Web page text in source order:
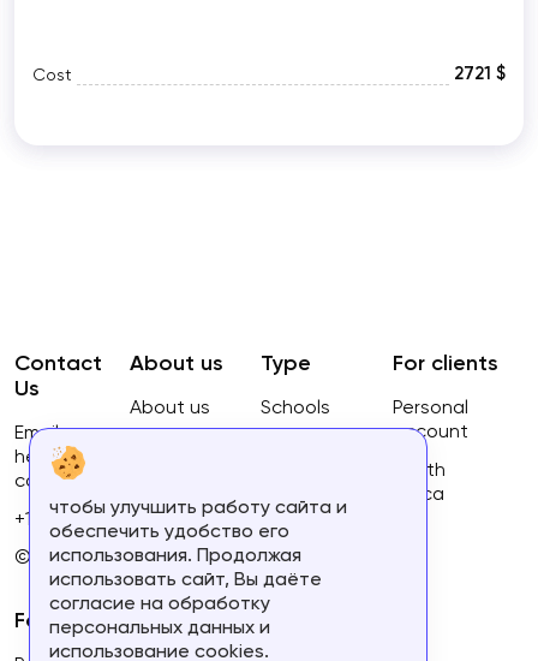
Cost 2721 $
About us
About us
Terms of
use
Type
Schools
For clients
Personal
account
South
Africa
For partners
Contact
Us
Email:
hello@ca-
courses.com
+16134168460
© 2023.
чтобы улучшить работу сайта и
обеспечить удобство его
использования. Продолжая
использовать сайт, Вы даёте
согласие на обработку
персональных данных и
использование cookies.